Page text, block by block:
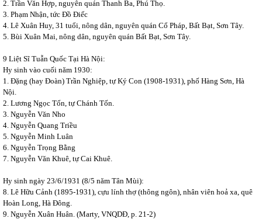
2. Trần Văn Hợp, nguyên quán Thanh Ba, Phú Thọ.
3. Phạm Nhận, tức Đồ Điếc
4. Lê Xuân Huy, 31 tuổi, nông dân, nguyên quán Cổ Pháp, Bất Bạt, Sơn Tây.
5. Bùi Xuân Mai, nông dân, nguyên quán Bất Bạt, Sơn Tây.
9 Liệt Sĩ Tuẫn Quốc Tại Hà Nội:
Hy sinh vào cuối năm 1930:
1. Đặng (hay Đoàn) Trần Nghiệp, tự Ký Con (1908-1931), phố Hàng Sơn, Hà
Nội.
2. Lương Ngọc Tốn, tự Chánh Tốn.
3. Nguyễn Văn Nho
4. Nguyễn Quang Triều
5. Nguyễn Minh Luân
6. Nguyễn Trọng Bằng
7. Nguyễn Văn Khuê, tự Cai Khuê.
Hy sinh ngày 23/6/1931 (8/5 năm Tân Mùi):
8. Lê Hữu Cảnh (1895-1931), cựu lính thợ (thông ngôn), nhân viên hoả xa, quê
Hoàn Long, Hà Đông.
9. Nguyễn Xuân Huân. (Marty, VNQDĐ, p. 21-2)